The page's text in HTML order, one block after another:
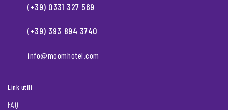
(+39) 0331 327 569
(+39) 393 894 3740
info@moomhotel.com
Link utili
FAQ